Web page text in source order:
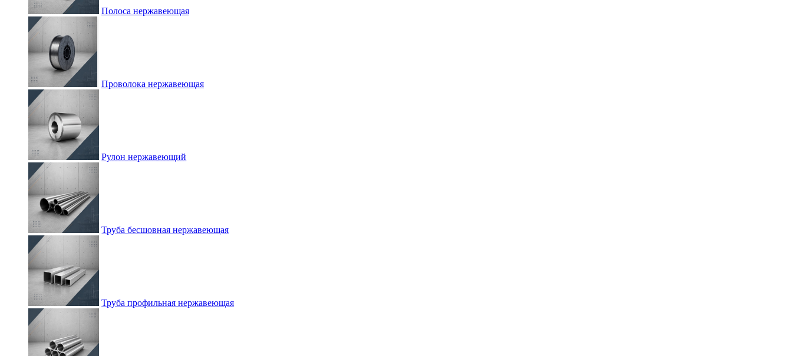
Полоса нержавеющая
Проволока нержавеющая
Рулон нержавеющий
Труба бесшовная нержавеющая
Труба профильная нержавеющая